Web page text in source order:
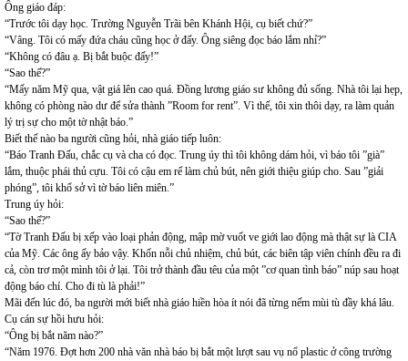
Ông giáo đáp:
“Trước tôi dạy học. Trường Nguyễn Trãi bên Khánh Hội, cụ biết chứ?”
“Vâng. Tôi có mấy đứa cháu cũng học ở đấy. Ông siêng đọc báo lắm nhỉ?”
“Không có đâu ạ. Bị bắt buộc đấy!”
“Sao thế?”
“Mấy năm Mỹ qua, vật giá lên cao quá. Đồng lương giáo sư không đủ sống. Nhà tôi lại hẹp,
không có phòng nào dư để sửa thành ”Room for rent”. Vì thế, tôi xin thôi dạy, ra làm quản
lý trị sự cho một tờ nhật báo.”
Biết thế nào ba người cũng hỏi, nhà giáo tiếp luôn:
“Báo Tranh Đấu, chắc cụ và cha có đọc. Trung úy thì tôi không dám hỏi, vì báo tôi ”già”
lắm, thuộc phái thủ cựu. Tôi có cậu em rể làm chủ bút, nên giới thiệu giúp cho. Sau ”giải
phóng”, tôi khổ sở vì tờ báo liên miên.”
Trung úy hỏi:
“Sao thế?”
“Tờ Tranh Đấu bị xếp vào loại phản động, mập mờ vuốt ve giới lao động mà thật sự là CIA
của Mỹ. Các ông ấy bảo vậy. Khốn nỗi chủ nhiệm, chủ bút, các biên tập viên chính đều ra đi
cả, còn trơ một mình tôi ở lại. Tôi trở thành đầu têu của một ”cơ quan tình báo” núp sau hoạt
động báo chí. Cho đi tù là phải!”
Mãi đến lúc đó, ba người mới biết nhà giáo hiền hòa ít nói đã từng nếm mùi tù đầy khá lâu.
Cụ cán sự hồi hưu hỏi:
“Ông bị bắt năm nào?”
“Năm 1976. Đợt hơn 200 nhà văn nhà báo bị bắt một lượt sau vụ nổ plastic ở công trường